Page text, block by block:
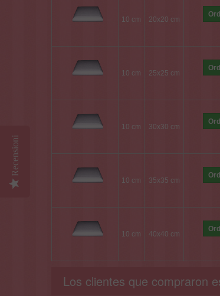
10 cm 20x20 cm
10 cm 25x25 cm
10 cm 30x30 cm
10 cm 35x35 cm
10 cm 40x40 cm
Los clientes que compraron
Recensioni